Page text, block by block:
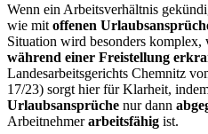
Wenn ein Arbeitsverhältnis
wie mit offenen
Situation wird besonders komplex,
während einer Freistellung
Landesarbeitsgerichts Chemnitz
17/23) sorgt hier für Klarheit,
Urlaubsansprüche nur dann
Arbeitnehmerarbeitsfähig ist.